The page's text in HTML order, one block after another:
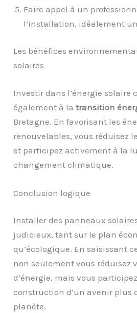
Faire appel à un
l’installation, idéalement un
Les bénéfices
solaires
Investir dans l’énergie solaire
également à latransition
Bretagne. En favorisant les
renouvelables, vous réduisez
et participez activement à la
changement climatique.
Conclusion logique
Installer des panneaux
judicieux, tant sur le plan
qu’écologique. En saisissant
non seulement vous réduisez
d’énergie, mais vous
construction d’un avenir plus
planète.